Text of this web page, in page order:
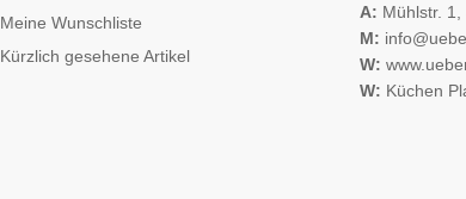
Meine Wunschliste
Kürzlich gesehene Artikel
A: Mühlstr.
M:
W:
W: Küchen